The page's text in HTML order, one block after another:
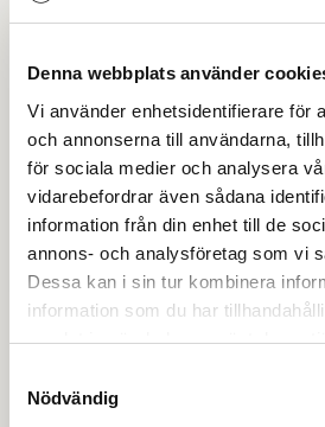
Denna webbplats använder
Vi använder enhetsidentifierare för
och annonserna till användarna,
för sociala medier och analysera
vidarebefordrar även sådana
information från din enhet till de
annons- och analysföretag som vi
Dessa kan i sin tur kombinera
information som du har
samlat in när du har använt deras
Nödvändig
Produktblad
OBS:Vi reserverar oss för att det
uppdaterade dokument hos
löpande med att säkerställa att våra
aktuella som möjligt.
Skapa konto Logga in
produktblad, ritningar,